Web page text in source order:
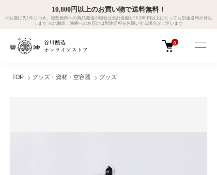
10,800円以上のお買い物で送料無料！
※お届け先1件につき。複数箇所への商品発送の場合は合計金額が10,800円以上になっても別途送料が発生
します ※北海道、沖縄へのお届けは別途送料をお願いする場合がございます
0
TOP グッズ・資材・空容器 グッズ